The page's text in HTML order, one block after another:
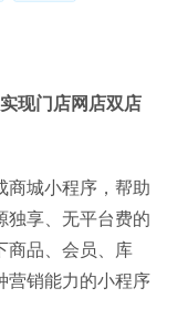
现门店网店双店
商城小程序，帮助
独享、无平台费的
商品、会员、库
营销能力的小程序